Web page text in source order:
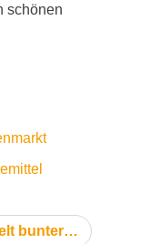
schönen
bunter…